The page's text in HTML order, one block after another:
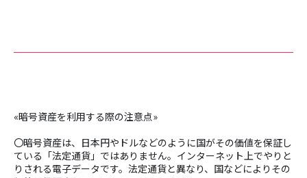
«暗号資産を利用する際の注意点»
〇暗号資産は、日本円やドルなどのように国がその価値を保証し
ている「法定通貨」ではありません。インターネット上でやりと
りされる電子データです。法定通貨と異なり、国などによりその